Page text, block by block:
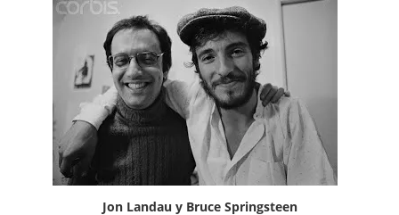
Jon Landau y Bruce Springsteen